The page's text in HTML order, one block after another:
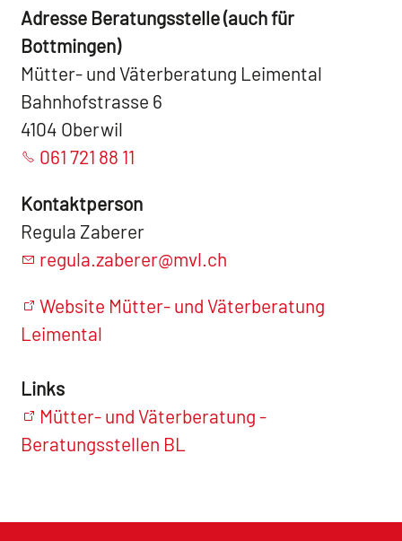
Adresse Beratungsstelle (auch für
Bottmingen)
Mütter- und Väterberatung Leimental
Bahnhofstrasse 6
4104 Oberwil
061 721 88 11
Kontaktperson
Regula Zaberer
regula.zaberer@mvl.ch
Website Mütter- und Väterberatung
Leimental
Links
Mütter- und Väterberatung -
Beratungsstellen BL